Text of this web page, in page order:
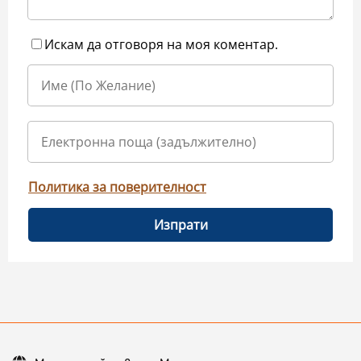
Искам да отговоря на моя коментар.
Политика за поверителност
Изпрати